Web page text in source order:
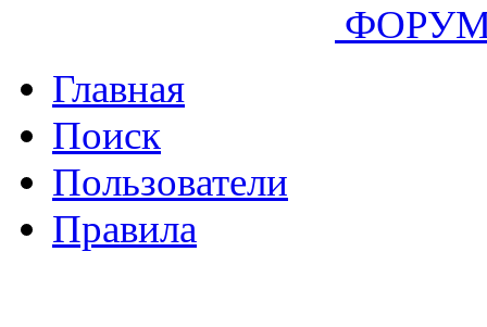
Главная
Поиск
Пользователи
Правила